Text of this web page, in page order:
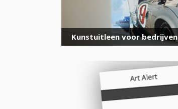
Kunstuitleen voor bedrijven